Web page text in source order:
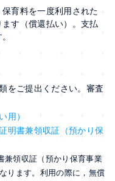
育料を一度利用された
す（償還払い）。支払
をご提出ください。審査
用）
明書兼領収証（預かり保
領収証（預かり保育事業
ります。利用の際に，無償